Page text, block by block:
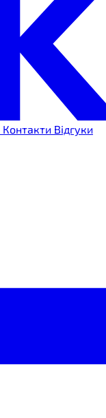
Контакти Відгуки